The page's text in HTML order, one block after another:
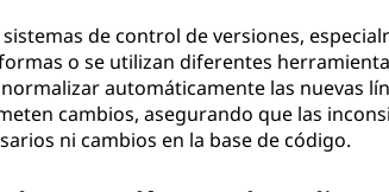
de control de versiones,
o se utilizan diferentes
automáticamente las nuevas
cambios, asegurando que las
ni cambios en la base de código.